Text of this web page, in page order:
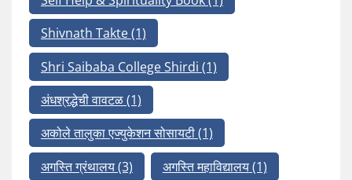
Shivnath Takte(1)
Shri Saibaba College Shirdi (1)
अंधश्रद्धेची वावटळ(1)
अकोले तालुका एज्युकेशन सोसायटी(1)
अगस्ति ग्रंथालय(3) अगस्ति महाविद्यालय(1)